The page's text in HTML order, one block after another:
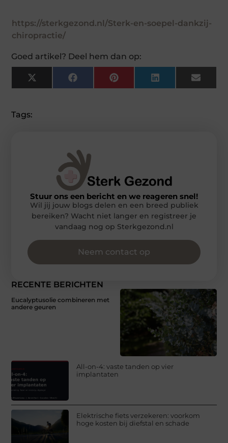
https://sterkgezond.nl/Sterk-en-soepel-dankzij-
chiropractie/
Goed artikel? Deel hem dan op:
X
(Twitter)
FacebookPinterestLinkedInEmail
Tags:
RECENTE BERICHTEN
Eucalyptusolie combineren met
andere geuren
All-on-4: vaste tanden op vier
implantaten
Elektrische fiets verzekeren: voorkom
hoge kosten bij diefstal en schade
Stuur ons een bericht en we reageren snel!
Wil jij jouw blogs delen en een breed publiek
bereiken? Wacht niet langer en registreer je
vandaag nog op Sterkgezond.nl
Neem contact op